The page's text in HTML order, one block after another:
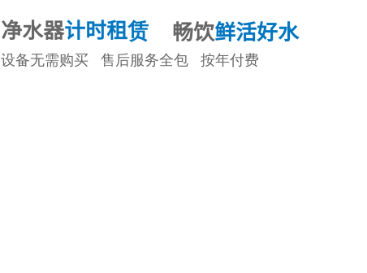
净水器计时租赁 畅饮鲜活好水
设备无需购买 售后服务全包 按年付费